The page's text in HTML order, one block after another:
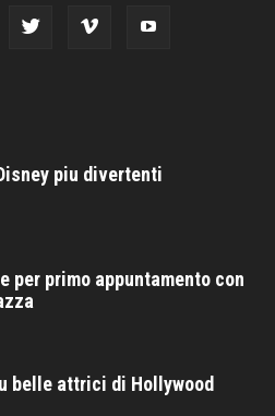
piu divertenti
per primo appuntamento con
belle attrici di Hollywood